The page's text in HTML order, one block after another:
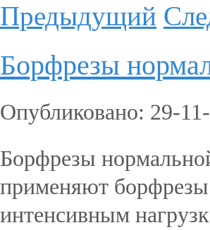
Предыдущий
Борфрезы
Опубликовано: 29-
Борфрезы
применяют
интенсивным